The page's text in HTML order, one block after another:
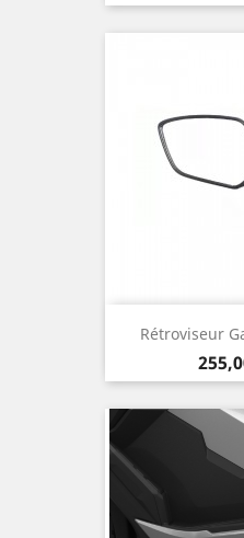
Rétroviseur
Prix